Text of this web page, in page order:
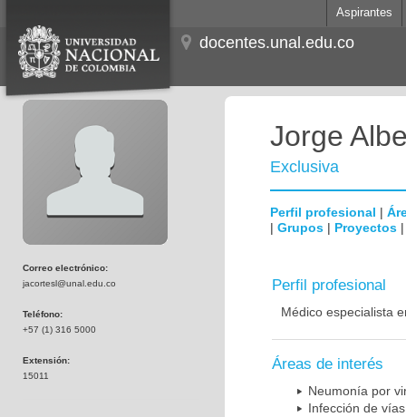
Aspirantes
docentes.unal.edu.co
Correo electrónico:
jacortesl@unal.edu.co
Teléfono:
+57 (1) 316 5000
Extensión:
15011
Jorge
Exclusiva
Perfil profesional |
| Grupos | Proyectos
Perfil profesional
Médico especialista
Áreas de interés
Neumonía por
Infección de